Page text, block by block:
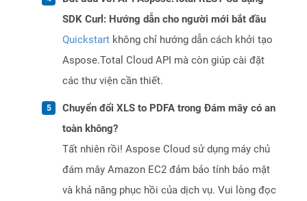
SDK Curl: Hướng dẫn cho người mới bắt đầu
Quickstart không chỉ hướng dẫn cách khởi tạo
Aspose.Total Cloud API mà còn giúp cài đặt
các thư viện cần thiết.
Chuyển đổi XLS to PDFA trong Đám mây có an
toàn không?
Tất nhiên rồi! Aspose Cloud sử dụng máy chủ
đám mây Amazon EC2 đảm bảo tính bảo mật
và khả năng phục hồi của dịch vụ. Vui lòng đọc